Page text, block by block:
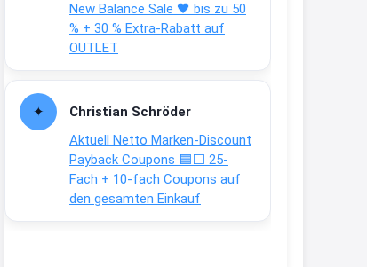
New Balance Sale 🖤 bis zu 50
% + 30 % Extra-Rabatt auf
OUTLET
Christian Schröder
Aktuell Netto Marken-Discount
Payback Coupons 🟦⬜ 25-
Fach + 10-fach Coupons auf
den gesamten Einkauf
Joachim
Gratis personalisierte 7-Tage
Ration Micronährstoffe/ Vitamine
↩
Joachim